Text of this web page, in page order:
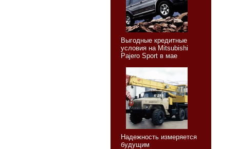
Выгодные кредитные
условия на Mitsubishi
Pajero Sport в мае
Надежность измеряется
будущим